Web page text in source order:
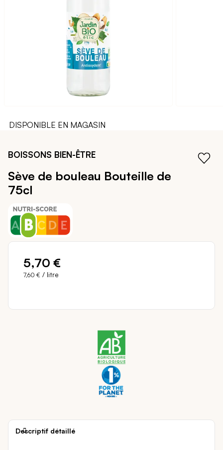
DISPONIBLE EN MAGASIN
début
Galerie
BOISSONS BIEN-ÊTRE
Sève de bouleau Bouteille de
75cl
5,70 €
7,60 € / litre
Descriptif détaillé